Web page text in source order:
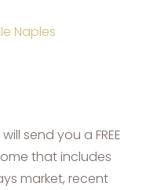
Naples
send you a FREE
that includes
market, recent